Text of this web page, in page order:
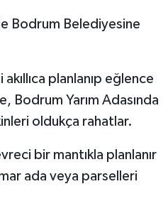
Bodrum Belediyesine
planlanıp eğlence
Bodrum Yarım Adasında
oldukça rahatlar.
bir mantıkla planlanır
ada veya parselleri